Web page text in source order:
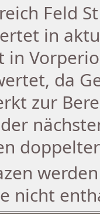
Feld
in
in
da
zur
nicht